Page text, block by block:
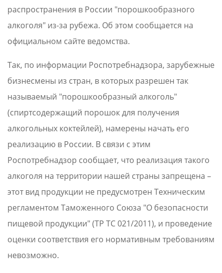
распространения в России "порошкообразного
алкоголя" из-за рубежа. Об этом сообщается на
официальном сайте ведомства.
Так, по информации Роспотребнадзора, зарубежные
бизнесмены из стран, в которых разрешен так
называемый "порошкообразный алкоголь"
(спиртсодержащий порошок для получения
алкогольных коктейлей), намерены начать его
реализацию в России. В связи с этим
Роспотребнадзор сообщает, что реализация такого
алкоголя на территории нашей страны запрещена –
этот вид продукции не предусмотрен Техническим
регламентом Таможенного Союза "О безопасности
пищевой продукции" (ТР ТС 021/2011), и проведение
оценки соответствия его нормативным требованиям
невозможно.